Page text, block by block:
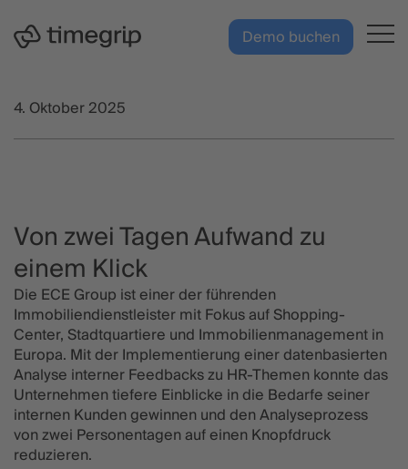
Hauptinhalt
springen
Demo buchen
4. Oktober 2025
Von zwei Tagen Aufwand zu
einem Klick
Die ECE Group ist einer der führenden
Immobiliendienstleister mit Fokus auf Shopping-
Center, Stadtquartiere und Immobilienmanagement in
Europa. Mit der Implementierung einer datenbasierten
Analyse interner Feedbacks zu HR-Themen konnte das
Unternehmen tiefere Einblicke in die Bedarfe seiner
internen Kunden gewinnen und den Analyseprozess
von zwei Personentagen auf einen Knopfdruck
reduzieren.